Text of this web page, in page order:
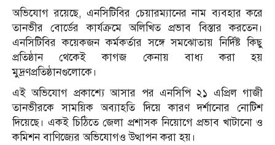
অভিযোগ রয়েছে, এনসিটিবির চেয়ারম্যানের নাম ব্যবহার করে
তানভীর বোর্ডের কার্যক্রমে অলিখিত প্রভাব বিস্তার করতেন।
এনসিটিবির কয়েকজন কর্মকর্তার সঙ্গে সমঝোতায় নির্দিষ্ট কিছু
প্রতিষ্ঠান থেকেই কাগজ কেনায় বাধ্য করা হয়
মুদ্রণপ্রতিষ্ঠানগুলোকে।
এই অভিযোগ প্রকাশ্যে আসার পর এনসিপি ২১ এপ্রিল গাজী
তানভীরকে সাময়িক অব্যাহতি দিয়ে কারণ দর্শানোর নোটিশ
দিয়েছে। একই চিঠিতে জেলা প্রশাসক নিয়োগে প্রভাব খাটানো ও
কমিশন বাণিজ্যের অভিযোগও উত্থাপন করা হয়।